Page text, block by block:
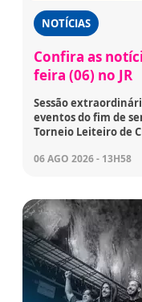
NOTÍCIAS
Confira as
feira (06) no JR
Sessão
eventos do fim de
Torneio Leiteiro de
06 AGO 2026 - 13H58